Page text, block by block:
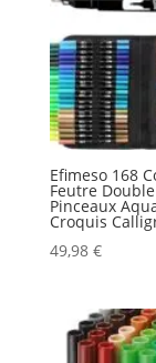
Efimeso 168
Feutre
Pinceaux
Croquis
49,98 €